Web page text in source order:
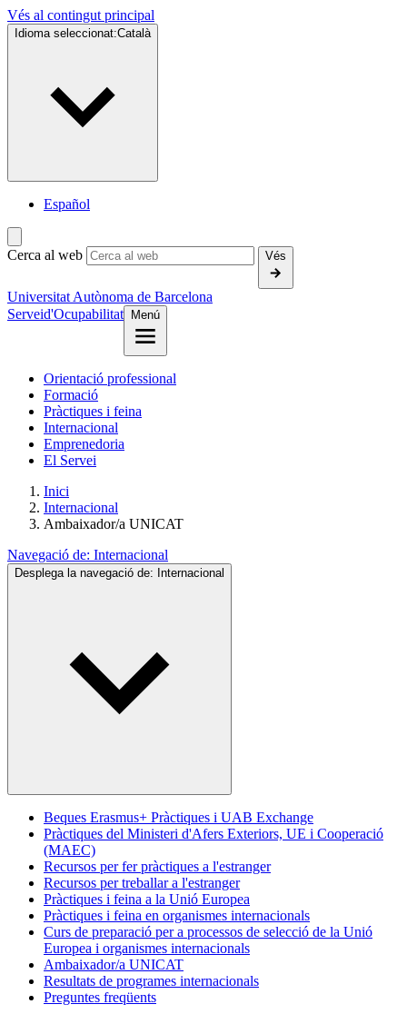
Vés al contingut principal
Idioma seleccionat:Català
Español
Cerca al web Vés
Universitat Autònoma de Barcelona
Serveid'Ocupabilitat Menú
Orientació professional
Formació
Pràctiques i feina
Internacional
Emprenedoria
El Servei
Inici
Internacional
Ambaixador/a UNICAT
Navegació de: Internacional
Desplega la navegació de: Internacional
Beques Erasmus+ Pràctiques i UAB Exchange
Pràctiques del Ministeri d'Afers Exteriors, UE i Cooperació
(MAEC)
Recursos per fer pràctiques a l'estranger
Recursos per treballar a l'estranger
Pràctiques i feina a la Unió Europea
Pràctiques i feina en organismes internacionals
Curs de preparació per a processos de selecció de la Unió
Europea i organismes internacionals
Ambaixador/a UNICAT
Resultats de programes internacionals
Preguntes freqüents